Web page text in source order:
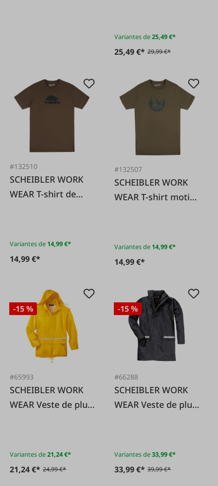
Variantes de25,49 €*
25,49 €* 29,99 €*
#132510
SCHEIBLER WORK
WEAR T-shirt de
Variantes de 14,99 €*
14,99 €*
#132507
SCHEIBLER WORK
WEAR T-shirt motif
Variantes de 14,99 €*
14,99 €*
-15 %
#65993
SCHEIBLER WORK
WEAR Veste de pluie
Variantes de21,24 €*
21,24 €* 24,99 €*
-15 %
#66288
SCHEIBLER WORK
WEAR Veste de pluie
Variantes de33,99 €*
33,99 €* 39,99 €*